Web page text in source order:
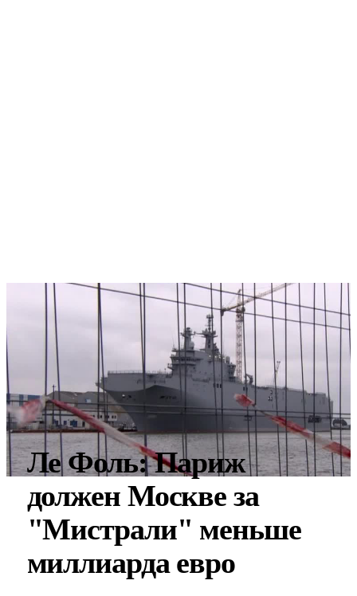
Ле Фоль: Париж
должен Москве за
"Мистрали" меньше
миллиарда евро